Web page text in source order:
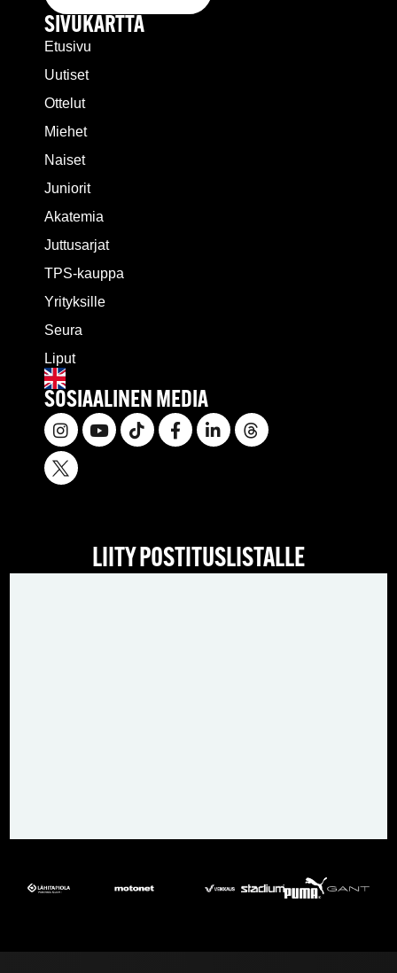
SIVUKARTTA
Etusivu
Uutiset
Ottelut
Miehet
Naiset
Juniorit
Akatemia
Juttusarjat
TPS-kauppa
Yrityksille
Seura
Liput
SOSIAALINEN MEDIA
LIITY POSTITUSLISTALLE